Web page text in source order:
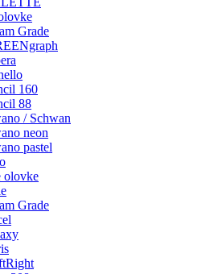
Grade
160
88
/ Schwan
neon
pastel
olovke
Grade